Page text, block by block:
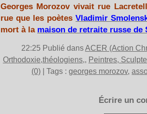
Georges Morozov vivait rue
rue que les poètes Vladimir
mort à la maison de retraite russe de
22:25 Publié dansACER (Action
Orthodoxie,théologiens,, Peintres,
(0) | Tags :georges morozov,
Écrire un